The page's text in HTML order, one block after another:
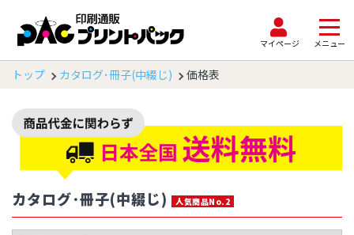
マイページ メニュー
トップ カタログ･冊子(中綴じ) 価格表
カタログ･冊子(中綴じ) 人気商品No.2